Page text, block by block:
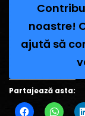
noastre!
ajută să
Partajează asta: